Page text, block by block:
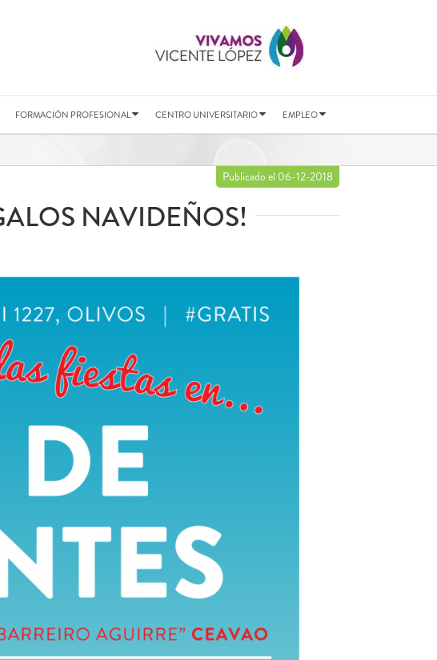
FORMACIÓN PROFESIONAL CENTRO UNIVERSITARIO EMPLEO
Publicado el 06-12-2018
NAVIDEÑOS!